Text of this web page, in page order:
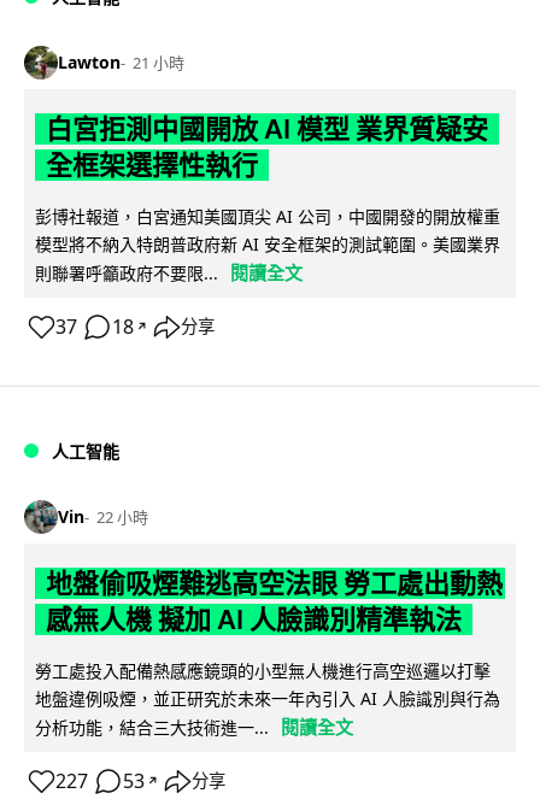
Lawton 21 小時
白宮拒測中國開放 AI 模型 業界質疑安
全框架選擇性執行
彭博社報道，白宮通知美國頂尖 AI 公司，中國開發的開放權重
模型將不納入特朗普政府新 AI 安全框架的測試範圍。美國業界
則聯署呼籲政府不要限...
閱讀全文
37 18 ↗ 分享
人工智能
Vin 22 小時
地盤偷吸煙難逃高空法眼 勞工處出動熱
感無人機 擬加 AI 人臉識別精準執法
勞工處投入配備熱感應鏡頭的小型無人機進行高空巡邏以打擊
地盤違例吸煙，並正研究於未來一年內引入 AI 人臉識別與行為
分析功能，結合三大技術進一...
閱讀全文
227 53 ↗ 分享